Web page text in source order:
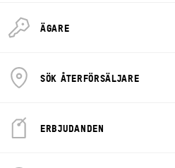
ÄGARE
SÖK ÅTERFÖRSÄLJARE
ERBJUDANDEN